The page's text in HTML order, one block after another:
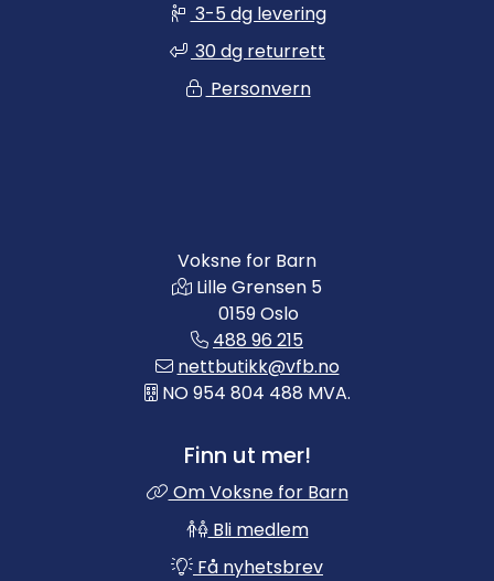
Voksne for Barn
Lille Grensen 5
0159 Oslo
488 96 215
nettbutikk@vfb.no
NO 954 804 488 MVA.
Finn ut mer!
Om Voksne for Barn
Bli medlem
Få nyhetsbrev
3-5 dg levering
30 dg returrett
Personvern